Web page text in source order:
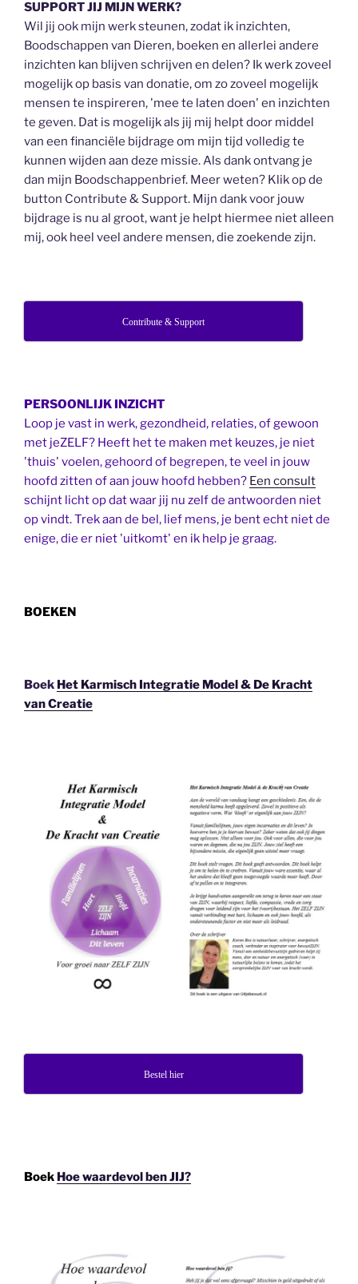
SUPPORT JIJ MIJN WERK?
Wil jij ook mijn werk steunen, zodat ik inzichten,
Boodschappen van Dieren, boeken en allerlei andere
inzichten kan blijven schrijven en delen? Ik werk zoveel
mogelijk op basis van donatie, om zo zoveel mogelijk
mensen te inspireren, 'mee te laten doen' en inzichten
te geven. Dat is mogelijk als jij mij helpt door middel
van een financiële bijdrage om mijn tijd volledig te
kunnen wijden aan deze missie. Als dank ontvang je
dan mijn Boodschappenbrief. Meer weten? Klik op de
button Contribute & Support. Mijn dank voor jouw
bijdrage is nu al groot, want je helpt hiermee niet alleen
mij, ook heel veel andere mensen, die zoekende zijn.
Contribute & Support
PERSOONLIJK INZICHT
Loop je vast in werk, gezondheid, relaties, of gewoon
met jeZELF? Heeft het te maken met keuzes, je niet
'thuis' voelen, gehoord of begrepen, te veel in jouw
hoofd zitten of aan jouw hoofd hebben? Een consult
schijnt licht op dat waar jij nu zelf de antwoorden niet
op vindt. Trek aan de bel, lief mens, je bent echt niet de
enige, die er niet 'uitkomt' en ik help je graag.
BOEKEN
Boek Het Karmisch Integratie Model & De Kracht
van Creatie
Bestel hier
Boek Hoe waardevol ben JIJ?